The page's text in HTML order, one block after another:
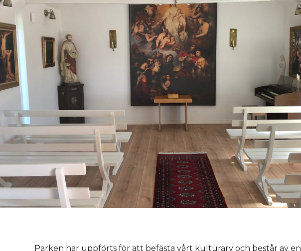
Parken har uppförts för att befästa vårt kulturarv och består av en